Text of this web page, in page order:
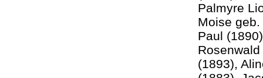
Palmyre
Moise
Paul
(1893),